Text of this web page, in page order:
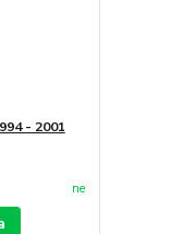
- 2001
ne